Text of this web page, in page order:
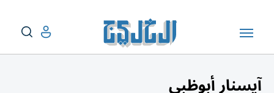
آيسنار أبوظبي